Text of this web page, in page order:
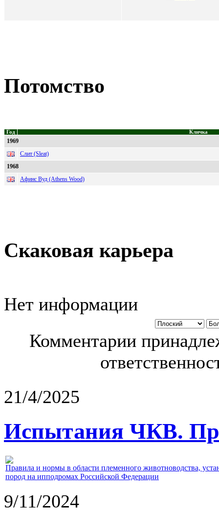
Потомство
Год Кличка
1969
Слит (Sleat)
1968
Афинс Вуд (Athens Wood)
Скаковая карьера
Нет информации
Комментарии
21/4/2025
Испытания ЧКВ.
Правила и нормы в области племенного животноводства,
пород на ипподромах Российской Федерации
9/11/2024